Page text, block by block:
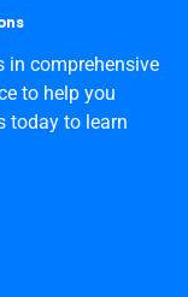
in comprehensive
to help you
today to learn